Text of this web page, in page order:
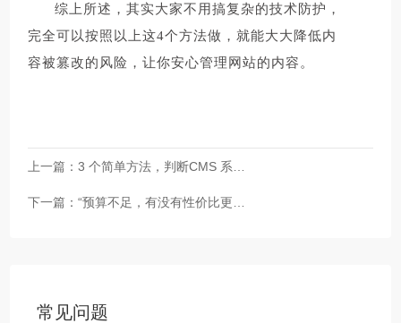
综上所述，其实大家不用搞复杂的技术防护，
完全可以按照以上这4个方法做，就能大大降低内
容被篡改的风险，让你安心管理网站的内容。
上一篇：3 个简单方法，判断CMS 系统
有没有移动端适配功能！​
下一篇：“预算不足，有没有性价比更高
常见问题